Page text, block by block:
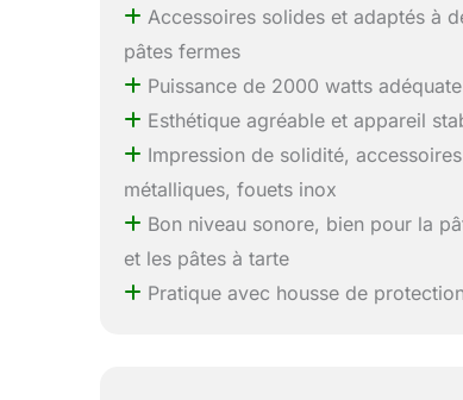
Accessoires solides et adaptés à
pâtes fermes
Puissance de 2000 watts adéquate
Esthétique agréable et appareil
Impression de solidité, accessoires
métalliques, fouets inox
Bon niveau sonore, bien pour la
et les pâtes à tarte
Pratique avec housse de